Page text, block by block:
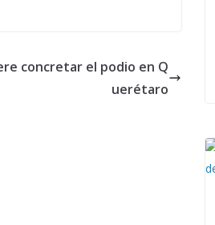
concretar el podio en Q
uerétaro